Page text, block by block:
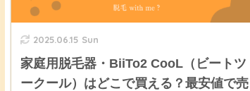
2025.06.15 Sun
家庭用脱毛器・BiiTo2 CooL（ビートツ
ークール）はどこで買える？最安値で売